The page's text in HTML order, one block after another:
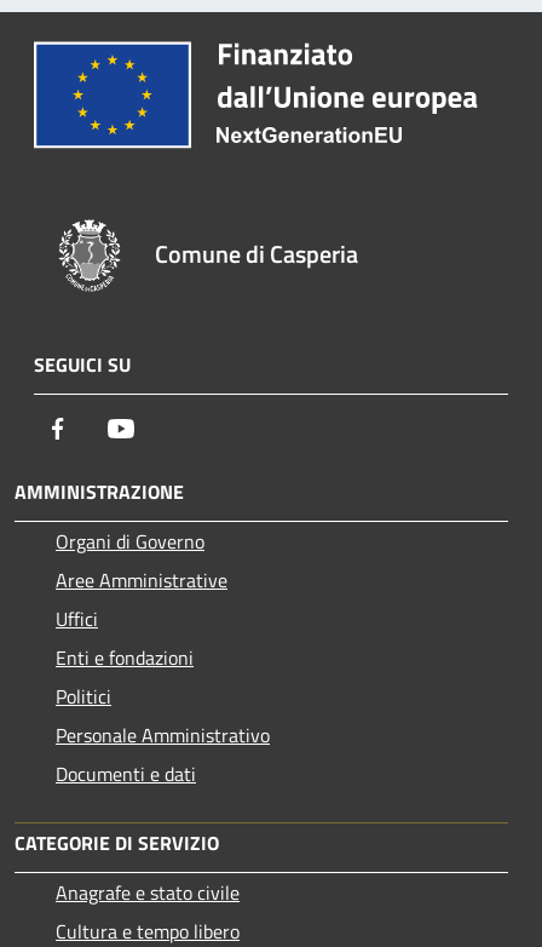
Comune di Casperia
SEGUICI SU
Facebook
AMMINISTRAZIONE
Organi di Governo
Aree Amministrative
Uffici
Enti e fondazioni
Politici
Personale Amministrativo
Documenti e dati
CATEGORIE DI SERVIZIO
Anagrafe e stato civile
Cultura e tempo libero